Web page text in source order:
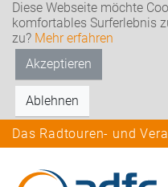
Diese Webseite möchte
komfortables Surferlebnis
zu? Mehr erfahren
Akzeptieren
Ablehnen
Das Radtouren- und